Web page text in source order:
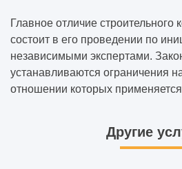
Главное отличие строительного
состоит в его проведении по
независимыми экспертами.
устанавливаются ограничения
отношении которых
Другие